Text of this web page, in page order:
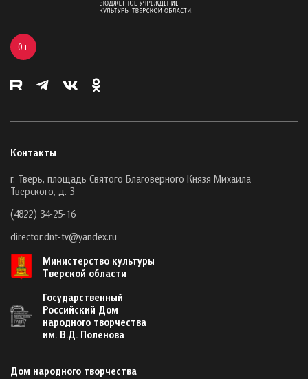
0+
Контакты
г. Тверь, площадь Святого Благоверного Князя Михаила
Тверского, д. 3
(4822) 34-25-16
director.dnt-tv@yandex.ru
Министерство культуры
Тверской области
Государственный
Российский Дом
народного творчества
им. В.Д. Поленова
Дом народного творчества